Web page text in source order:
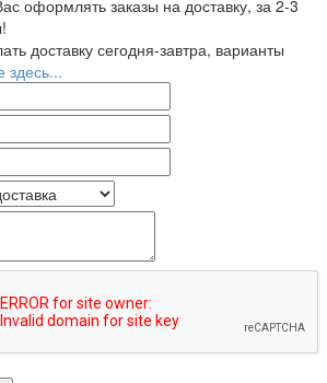
оформлять заказы на доставку, за 2-3
доставку сегодня-завтра, варианты
здесь...